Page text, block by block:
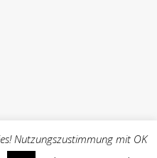
Nutzungszustimmung mit OK